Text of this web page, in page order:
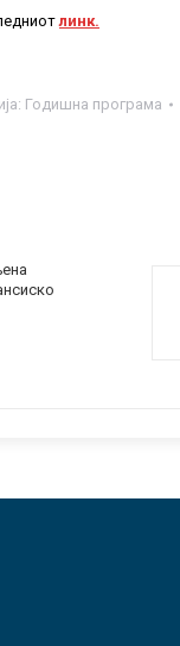
линк.
Годишна програма